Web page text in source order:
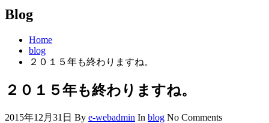
Blog
Home
blog
２０１５年も終わりますね。
２０１５年も終わりますね。
2015年12月31日 By e-webadmin In blog No Comments